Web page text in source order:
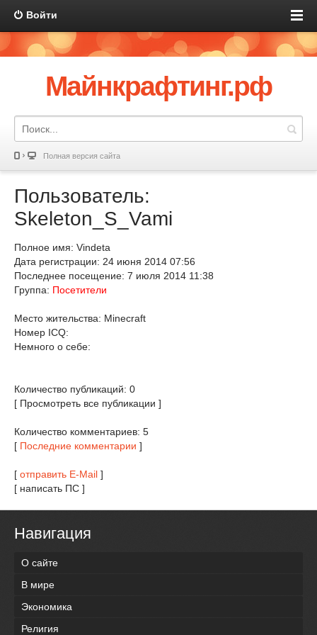
Войти
Майнкрафтинг.рф
Полная версия сайта
Пользователь:
Skeleton_S_Vami
Полное имя: Vindeta
Дата регистрации: 24 июня 2014 07:56
Последнее посещение: 7 июля 2014 11:38
Группа: Посетители
Место жительства: Minecraft
Номер ICQ:
Немного о себе:
Количество публикаций: 0
[ Просмотреть все публикации ]
Количество комментариев: 5
[ Последние комментарии ]
[ отправить E-Mail ]
[ написать ПС ]
Навигация
О сайте
В мире
Экономика
Религия